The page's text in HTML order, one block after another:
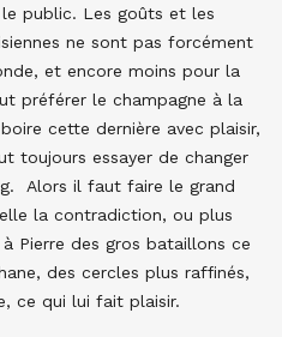
public. Les goûts et les
ne sont pas forcément
et encore moins pour la
préférer le champagne à la
cette dernière avec plaisir,
toujours essayer de changer
Alors il faut faire le grand
la contradiction, ou plus
Pierre des gros bataillons ce
des cercles plus raffinés,
ce qui lui fait plaisir.